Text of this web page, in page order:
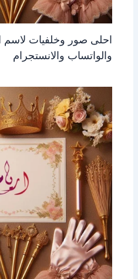
احلى صور وخلفيات لاسم
والواتساب والانستجرام